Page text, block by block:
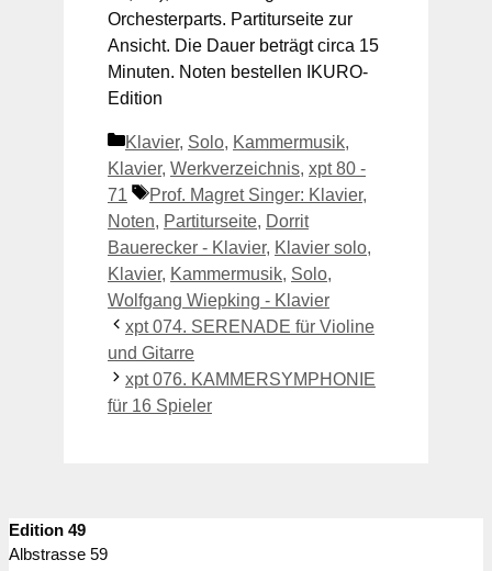
Orchesterparts. Partiturseite zur
Ansicht. Die Dauer beträgt circa 15
Minuten. Noten bestellen IKURO-
Edition
Kategorien
Klavier, Solo, Kammermusik,
Klavier, Werkverzeichnis, xpt 80 -
71
Schlagwörter
Prof. Magret Singer: Klavier,
Noten, Partiturseite, Dorrit
Bauerecker - Klavier, Klavier solo,
Klavier, Kammermusik, Solo,
Wolfgang Wiepking - Klavier
xpt 074. SERENADE für Violine
und Gitarre
xpt 076. KAMMERSYMPHONIE
für 16 Spieler
Edition 49
Albstrasse 59